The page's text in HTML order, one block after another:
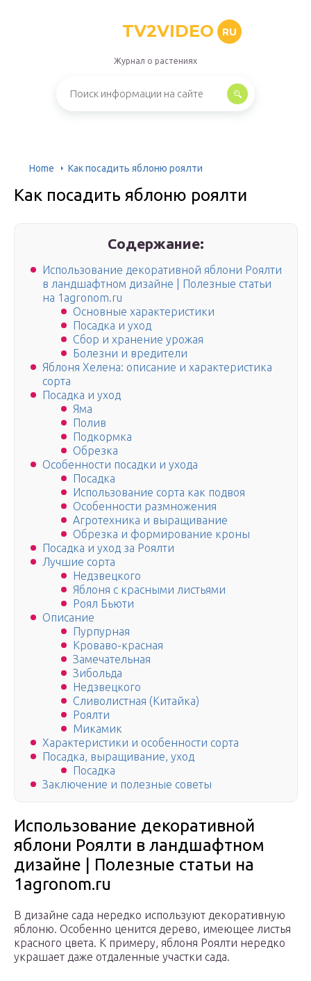
TV2VIDEO RU
Журнал о растениях
Home Как посадить яблоню роялти
Как посадить яблоню роялти
Содержание:
Использование декоративной яблони Роялти
в ландшафтном дизайне | Полезные статьи
на 1agronom.ru
Основные характеристики
Посадка и уход
Сбор и хранение урожая
Болезни и вредители
Яблоня Хелена: описание и характеристика
сорта
Посадка и уход
Яма
Полив
Подкормка
Обрезка
Особенности посадки и ухода
Посадка
Использование сорта как подвоя
Особенности размножения
Агротехника и выращивание
Обрезка и формирование кроны
Посадка и уход за Роялти
Лучшие сорта
Недзвецкого
Яблоня с красными листьями
Роял Бьюти
Описание
Пурпурная
Кроваво-красная
Замечательная
Зибольда
Недзвецкого
Сливолистная (Китайка)
Роялти
Микамик
Характеристики и особенности сорта
Посадка, выращивание, уход
Посадка
Заключение и полезные советы
Использование декоративной
яблони Роялти в ландшафтном
дизайне | Полезные статьи на
1agronom.ru
В дизайне сада нередко используют декоративную
яблоню. Особенно ценится дерево, имеющее листья
красного цвета. К примеру, яблоня Роялти нередко
украшает даже отдаленные участки сада.